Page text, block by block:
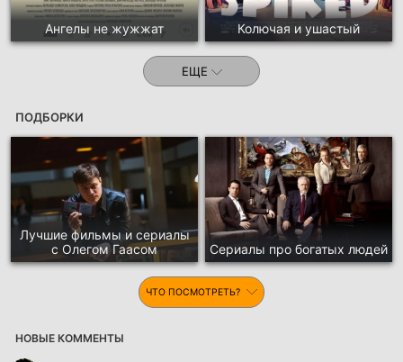
Ангелы не жужжат Колючая и ушастый
ЕЩЕ
ПОДБОРКИ
Лучшие фильмы и сериалы
с Олегом Гаасом
Сериалы про богатых людей
ЧТО ПОСМОТРЕТЬ?
НОВЫЕ КОММЕНТЫ